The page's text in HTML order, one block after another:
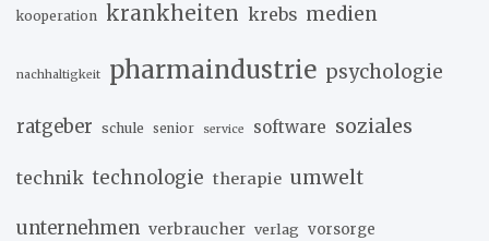
kooperation krankheiten krebs medien
nachhaltigkeit pharmaindustrie psychologie
ratgeber schule senior service software soziales
technik technologie therapie umwelt
unternehmen verbraucher verlag vorsorge